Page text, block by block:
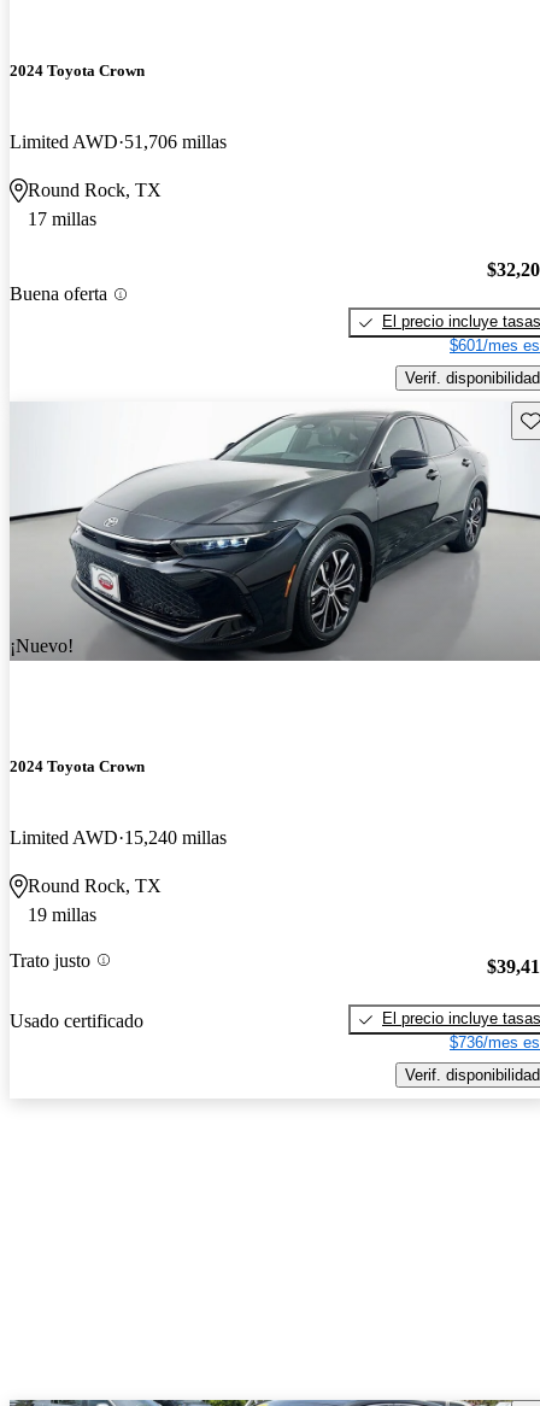
2024 Toyota Crown
Limited AWD 51,706 millas
Round Rock, TX
17 millas
Buena oferta
El precio incluye tasas
$601/mes
Verif. disponibilidad
¡Nuevo!
2024 Toyota Crown
Limited AWD 15,240 millas
Round Rock, TX
19 millas
Trato justo
Usado certificado
El precio incluye tasas
$736/mes
Verif. disponibilidad